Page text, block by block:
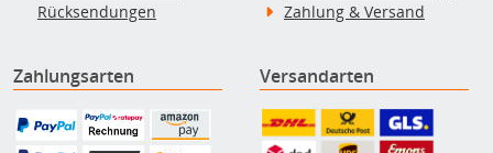
Rücksendungen
Zahlung & Versand
Zahlungsarten Versandarten